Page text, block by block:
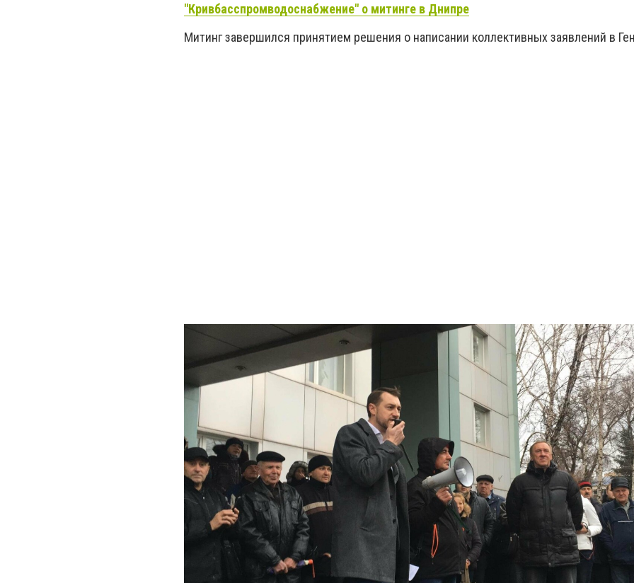
"Кривбасспромводоснабжение" о митинге в Днипре
Митинг завершился принятием решения о написании коллективных заявлений в